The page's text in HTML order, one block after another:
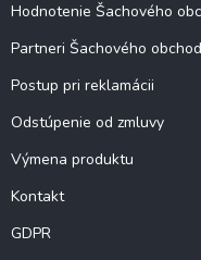
Hodnotenie Šachového
Partneri Šachového
Postup pri reklamácii
Odstúpenie od zmluvy
Výmena produktu
Kontakt
GDPR